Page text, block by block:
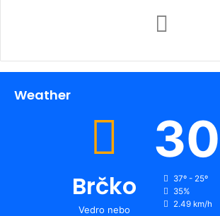
Weather
Brčko
Vedro nebo
30
37º - 25º
35%
2.49 km/h